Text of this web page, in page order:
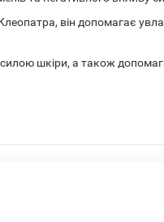
він допомагає
силою шкіри, а також